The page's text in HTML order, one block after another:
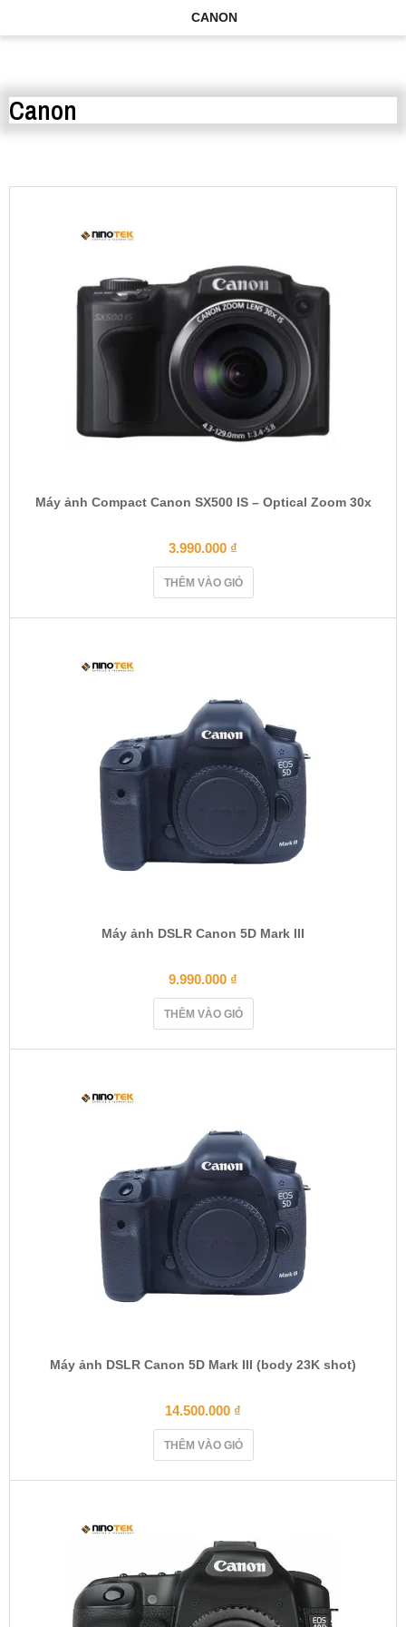
CANON
Canon
Máy ảnh Compact Canon SX500 IS – Optical Zoom 30x
3.990.000 ₫
THÊM VÀO GIỎ
Máy ảnh DSLR Canon 5D Mark III
9.990.000 ₫
THÊM VÀO GIỎ
Máy ảnh DSLR Canon 5D Mark III (body 23K shot)
14.500.000 ₫
THÊM VÀO GIỎ